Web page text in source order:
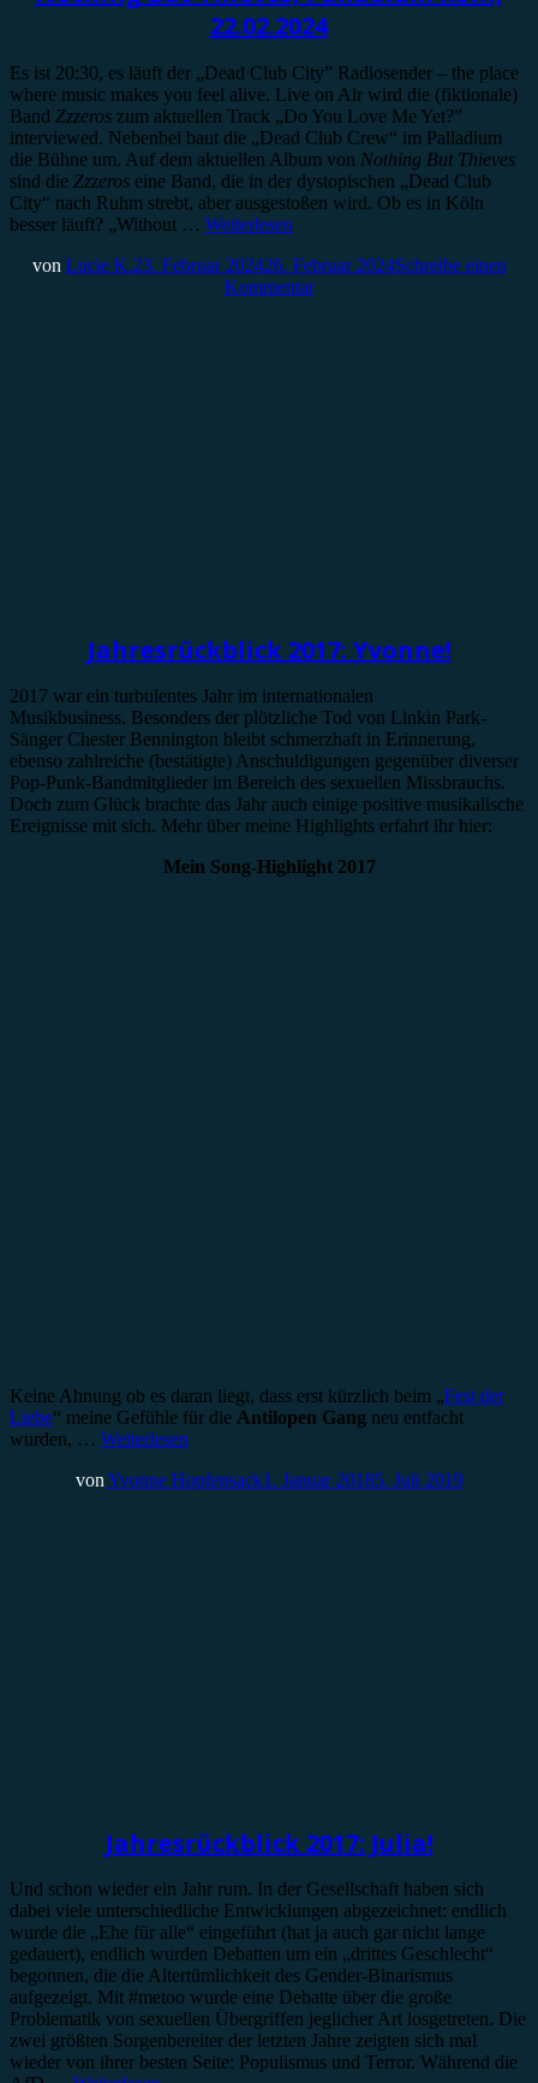
22.02.2024
Es ist 20:30, es läuft der „Dead Club City” Radiosender – the place
where music makes you feel alive. Live on Air wird die (fiktionale)
Band Zzzeros zum aktuellen Track „Do You Love Me Yet?”
interviewed. Nebenbei baut die „Dead Club Crew“ im Palladium
die Bühne um. Auf dem aktuellen Album von Nothing But Thieves
sind die Zzzeros eine Band, die in der dystopischen „Dead Club
City“ nach Ruhm strebt, aber ausgestoßen wird. Ob es in Köln
besser läuft? „Without … Weiterlesen
von Lucie K.23. Februar 202426. Februar 2024Schreibe einen
Kommentar
Jahresrückblick 2017: Yvonne!
2017 war ein turbulentes Jahr im internationalen
Musikbusiness. Besonders der plötzliche Tod von Linkin Park-
Sänger Chester Bennington bleibt schmerzhaft in Erinnerung,
ebenso zahlreiche (bestätigte) Anschuldigungen gegenüber diverser
Pop-Punk-Bandmitglieder im Bereich des sexuellen Missbrauchs.
Doch zum Glück brachte das Jahr auch einige positive musikalische
Ereignisse mit sich. Mehr über meine Highlights erfahrt ihr hier:
Mein Song-Highlight 2017
Keine Ahnung ob es daran liegt, dass erst kürzlich beim „Fest der
Liebe“ meine Gefühle für die Antilopen Gang neu entfacht
wurden, … Weiterlesen
von Yvonne Hopfensack1. Januar 20185. Juli 2019
Jahresrückblick 2017: Julia!
Und schon wieder ein Jahr rum. In der Gesellschaft haben sich
dabei viele unterschiedliche Entwicklungen abgezeichnet: endlich
wurde die „Ehe für alle“ eingeführt (hat ja auch gar nicht lange
gedauert), endlich wurden Debatten um ein „drittes Geschlecht“
begonnen, die die Altertümlichkeit des Gender-Binarismus
aufgezeigt. Mit #metoo wurde eine Debatte über die große
Problematik von sexuellen Übergriffen jeglicher Art losgetreten. Die
zwei größten Sorgenbereiter der letzten Jahre zeigten sich mal
wieder von ihrer besten Seite: Populismus und Terror. Während die